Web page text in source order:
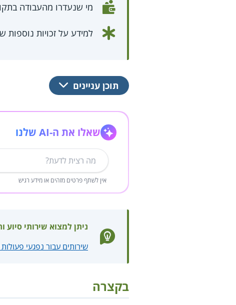
מי שנעדרו מהעבודה
למידע על זכויות נוספות
תוכן עניינים
שאלו את ה-AI שלנו
אין לשתף פרטים מזהים או מידע רגיש
ניתן למצוא שירותי
שירותים עבור נפגעי
בקצרה